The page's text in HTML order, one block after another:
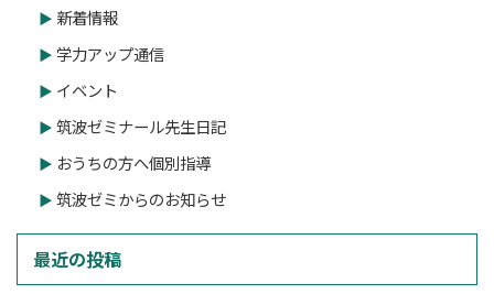
新着情報
学力アップ通信
イベント
筑波ゼミナール先生日記
おうちの方へ個別指導
筑波ゼミからのお知らせ
最近の投稿